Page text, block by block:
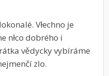
Vłechno je
nłco dobrého i
vědycky vybíráme
zlo.